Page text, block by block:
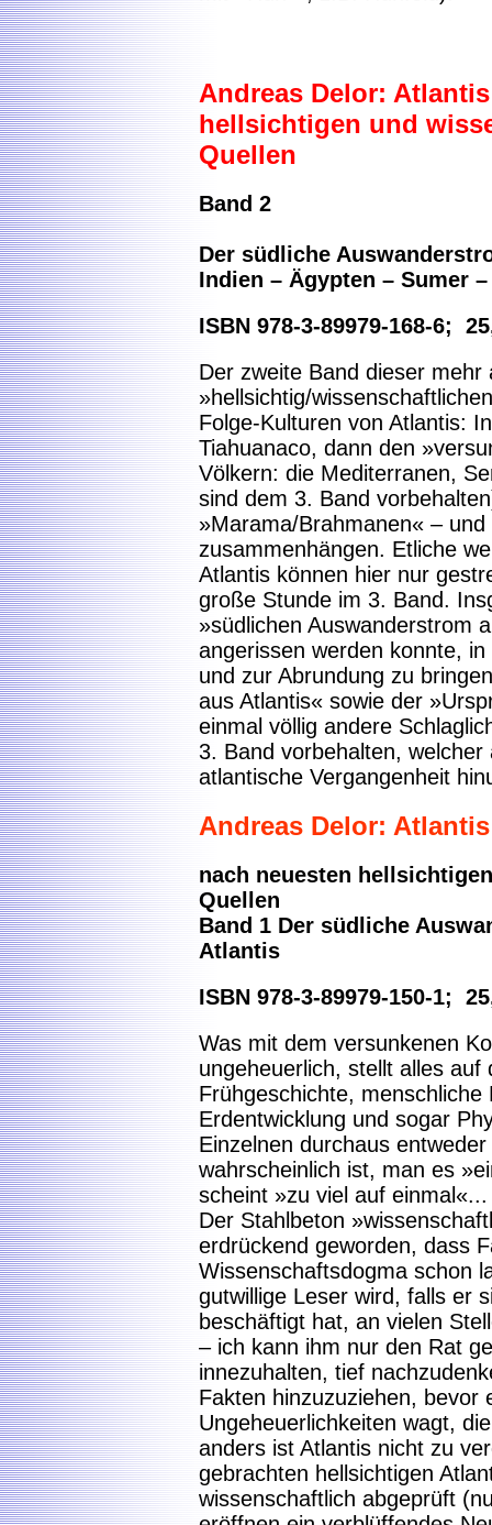
Andreas Delor:
hellsichtigen und
Quellen
Band 2
Der südliche
Indien – Ägypten – Sumer
ISBN 978-3-89979-168-6;
Der zweite Band dieser mehr
»hellsichtig/
Folge-Kulturen von Atlantis:
Tiahuanaco, dann den
Völkern: die Mediterranen,
sind dem 3. Band
»Marama/Brahmanen« –
zusammenhängen. Etliche
Atlantis können hier nur
große Stunde im 3. Band.
»südlichen Auswanderstrom
angerissen werden konnte,
und zur Abrundung zu
aus Atlantis« sowie der
einmal völlig andere
3. Band vorbehalten,
atlantische Vergangenheit
Andreas Delor: Atlantis
nach neuesten
Quellen
Band 1 Der südliche
Atlantis
ISBN 978-3-89979-150-1;
Was mit dem versunkenen
ungeheuerlich, stellt alles
Frühgeschichte, menschliche
Erdentwicklung und sogar
Einzelnen durchaus
wahrscheinlich ist, man es
scheint »zu viel auf einmal«...
Der Stahlbeton
erdrückend geworden, dass
Wissenschaftsdogma schon
gutwillige Leser wird, falls er
beschäftigt hat, an vielen
– ich kann ihm nur den Rat
innezuhalten, tief
Fakten hinzuzuziehen, bevor
Ungeheuerlichkeiten wagt,
anders ist Atlantis nicht zu
gebrachten hellsichtigen
wissenschaftlich abgeprüft